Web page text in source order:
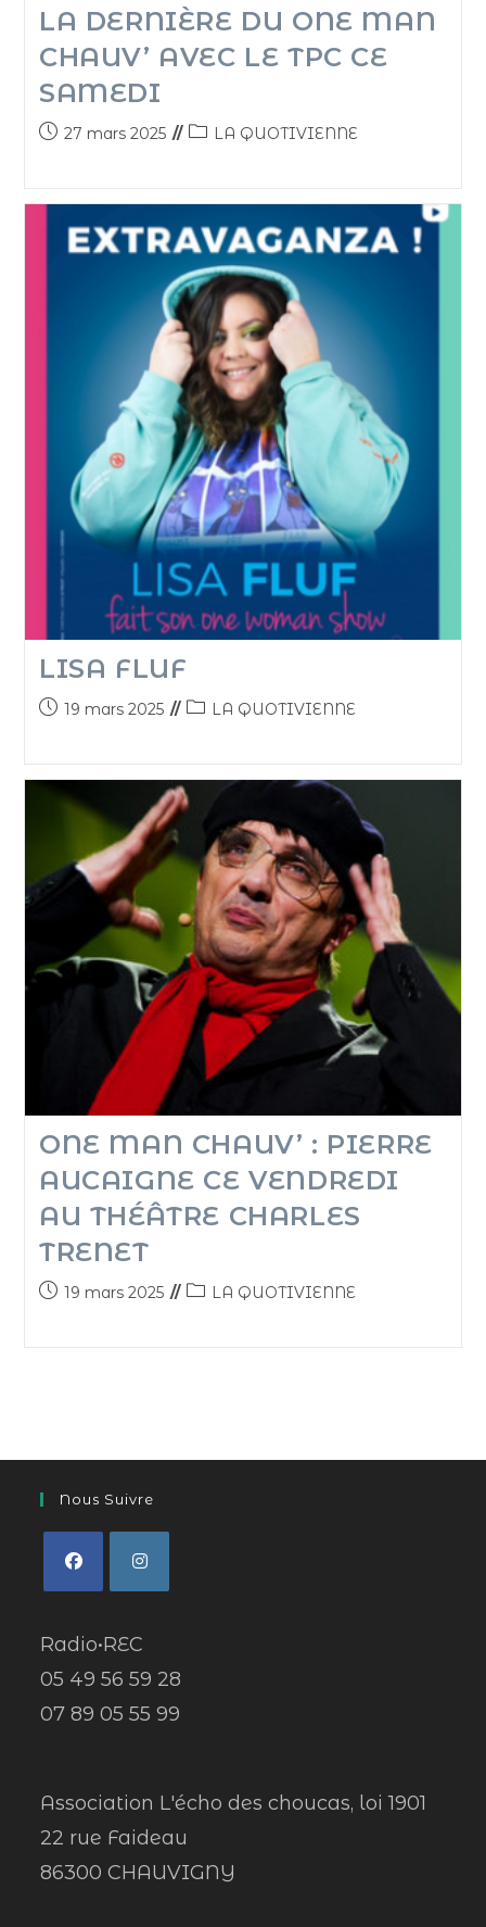
LA DERNIÈRE DU ONE MAN
CHAUV’ AVEC LE TPC CE
SAMEDI
27 mars 2025 LA QUOTIVIENNE
LISA FLUF
19 mars 2025 LA QUOTIVIENNE
ONE MAN CHAUV’ : PIERRE
AUCAIGNE CE VENDREDI
AU THÉÂTRE CHARLES
TRENET
19 mars 2025 LA QUOTIVIENNE
Nous Suivre
Radio•REC
05 49 56 59 28
07 89 05 55 99
Association L'écho des choucas, loi 1901
22 rue Faideau
86300 CHAUVIGNY